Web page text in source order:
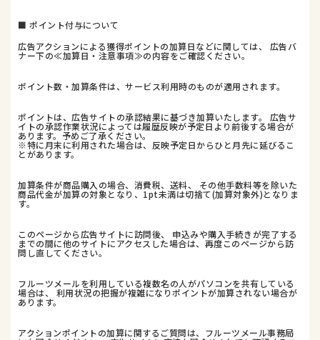
■ ポイント付与について
広告アクションによる獲得ポイントの加算日などに関しては、 広告バ
ナー下の≪加算日・注意事項≫の内容をご確認ください。
ポイント数・加算条件は、サービス利用時のものが適用されます。
ポイントは、広告サイトの承認結果に基づき加算いたします。 広告サ
イトの承認作業状況によっては履歴反映が予定日より前後する場合が
あります。予めご了承ください。
※特に月末に利用された場合は、反映予定日からひと月先に延びるこ
とがあります。
加算条件が商品購入の場合、消費税、送料、 その他手数料等を除いた
商品代金が加算の対象となり、1pt未満は切捨て(加算対象外)となりま
す。
このページから広告サイトに訪問後、 申込みや購入手続きが完了する
までの間に他のサイトにアクセスした場合は、再度このページから訪
問し直してください。
フルーツメールを利用している複数名の人がパソコンを共有している
場合は、 利用状況の把握が複雑になりポイントが加算されない場合が
あります。
アクションポイントの加算に関するご質問は、フルーツメール事務局